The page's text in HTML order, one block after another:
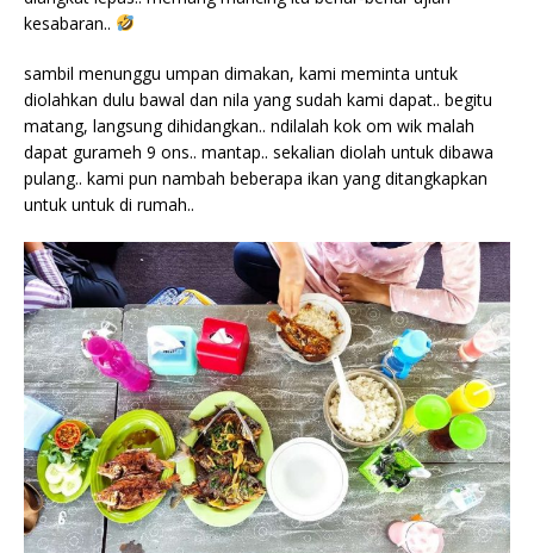
kesabaran..
sambil menunggu umpan dimakan, kami meminta untuk
diolahkan dulu bawal dan nila yang sudah kami dapat.. begitu
matang, langsung dihidangkan.. ndilalah kok om wik malah
dapat gurameh 9 ons.. mantap.. sekalian diolah untuk dibawa
pulang.. kami pun nambah beberapa ikan yang ditangkapkan
untuk untuk di rumah..